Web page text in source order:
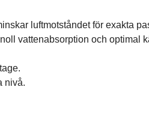
luftmotståndet för exakta
vattenabsorption och optimal
nivå.